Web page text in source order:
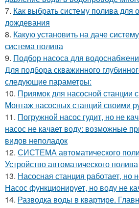
7. Как выбрать систему полива для
дождевания
8. Какую установить на даче
система полива
9. Подбор насоса для
Для подбора скважинного
следующие параметры:
10. Приямок для насосной станции
Монтаж насосных станций своими
11. Погружной насос гудит, но не
насос не качает воду: возможные
видов неполадок
12. СИСТЕМА автоматического
Устройство автоматического полива
13. Насосная станция работает, но
Насос функционирует, но воду не
14. Разводка воды в квартире.